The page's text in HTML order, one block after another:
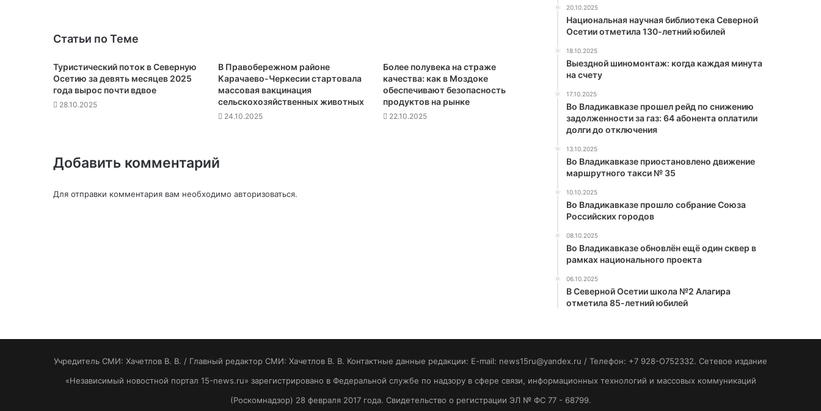
Статьи по Теме
Туристический поток в Северную
Осетию за девять месяцев 2025
года вырос почти вдвое
28.10.2025
В Правобережном районе
Карачаево-Черкесии стартовала
массовая вакцинация
сельскохозяйственных животных
24.10.2025
Более полувека на страже
качества: как в Моздоке
обеспечивают безопасность
продуктов на рынке
22.10.2025
Добавить комментарий
Для отправки комментария вам необходимо авторизоваться.
20.10.2025
Национальная научная библиотека Северной
Осетии отметила 130-летний юбилей
18.10.2025
Выездной шиномонтаж: когда каждая минута
на счету
17.10.2025
Во Владикавказе прошел рейд по снижению
задолженности за газ: 64 абонента оплатили
долги до отключения
13.10.2025
Во Владикавказе приостановлено движение
маршрутного такси № 35
10.10.2025
Во Владикавказе прошло собрание Союза
Российских городов
08.10.2025
Во Владикавказе обновлён ещё один сквер в
рамках национального проекта
06.10.2025
В Северной Осетии школа №2 Алагира
отметила 85-летний юбилей
Учредитель СМИ: Хaчeтлoв B. B. / Главный редактор СМИ: Хaчeтлoв B. B. Контактные данные редакции: E-mail: news15ru@yandex.ru / Телефон: +7 928-O752332. Сетевое издание
«Независимый новостной портал 15-news.ru» зарегистрировано в Федеральной службе по надзору в сфере связи, информационных технологий и массовых коммуникаций
(Роскомнадзор) 28 февраля 2017 года. Свидетельство о регистрации ЭЛ № ФС 77 - 68799.